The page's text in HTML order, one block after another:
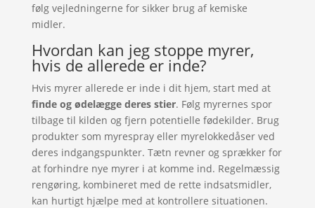
følg vejledningerne for sikker brug af kemiske
midler.
Hvordan kan jeg stoppe myrer,
hvis de allerede er inde?
Hvis myrer allerede er inde i dit hjem, start med at
finde og ødelægge deres stier. Følg myrernes spor
tilbage til kilden og fjern potentielle fødekilder. Brug
produkter som myrespray eller myrelokkedåser ved
deres indgangspunkter. Tætn revner og sprækker for
at forhindre nye myrer i at komme ind. Regelmæssig
rengøring, kombineret med de rette indsatsmidler,
kan hurtigt hjælpe med at kontrollere situationen.